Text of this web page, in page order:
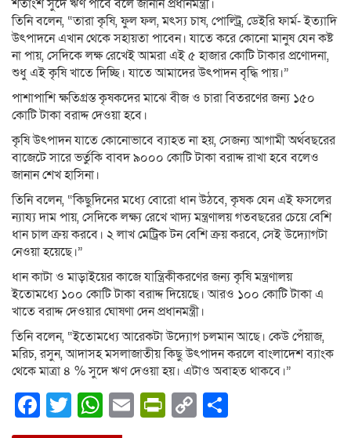
শতাংশ সুদে ঋণ পাবে বলে জানান প্রধানমন্ত্রী।
তিনি বলেন, “তারা কৃষি, ফুল ফল, মৎস্য চাষ, পোল্ট্রি, ডেইরি ফার্ম- ইত্যাদি
উৎপাদনে এখান থেকে সহায়তা পাবেন। যাতে করে কোনো মানুষ যেন কষ্ট
না পায়, সেদিকে লক্ষ রেখেই আমরা এই ৫ হাজার কোটি টাকার প্রণোদনা,
শুধু এই কৃষি খাতে দিচ্ছি। যাতে আমাদের উৎপাদন বৃদ্ধি পায়।”
পাশাপাশি ক্ষতিগ্রস্ত কৃষকদের মাঝে বীজ ও চারা বিতরণের জন্য ১৫০
কোটি টাকা বরাদ্দ দেওয়া হবে।
কৃষি উৎপাদন যাতে কোনোভাবে ব্যাহত না হয়, সেজন্য আগামী অর্থবছরের
বাজেটে সারে ভর্তুকি বাবদ ৯০০০ কোটি টাকা বরাদ্দ রাখা হবে বলেও
জানান শেখ হাসিনা।
তিনি বলেন, “কিছুদিনের মধ্যে বোরো ধান উঠবে, কৃষক যেন এই ফসলের
ন্যায্য দাম পায়, সেদিকে লক্ষ্য রেখে খাদ্য মন্ত্রণালয় গতবছরের চেয়ে বেশি
ধান চাল ক্রয় করবে। ২ লাখ মেট্রিক টন বেশি ক্রয় করবে, সেই উদ্যোগটা
নেওয়া হয়েছে।”
ধান কাটা ও মাড়াইয়ের কাজে যান্ত্রিকীকরণের জন্য কৃষি মন্ত্রণালয়
ইতোমধ্যে ১০০ কোটি টাকা বরাদ্দ দিয়েছে। আরও ১০০ কোটি টাকা এ
খাতে বরাদ্দ দেওয়ার ঘোষণা দেন প্রধানমন্ত্রী।
তিনি বলেন, “ইতোমধ্যে আরেকটা উদ্যোগ চলমান আছে। কেউ পেঁয়াজ,
মরিচ, রসুন, আদাসহ মসলাজাতীয় কিছু উৎপাদন করলে বাংলাদেশ ব্যাংক
থেকে মাত্রা ৪ % সুদে ঋণ দেওয়া হয়। এটাও অবাহত থাকবে।”
Facebook
Twitter
WhatsApp
EmailPrintFriendly
Copy